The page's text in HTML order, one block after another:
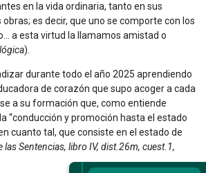
en la vida ordinaria, tanto en sus
es decir, que uno se comporte con los
a esta virtud la llamamos amistad o
).
durante todo el año 2025 aprendiendo
de corazón que supo acoger a cada
a su formación que, como entiende
“conducción y promoción hasta el estado
cuanto tal, que consiste en el estado de
las Sentencias, libro IV, dist.26m, cuest.1,